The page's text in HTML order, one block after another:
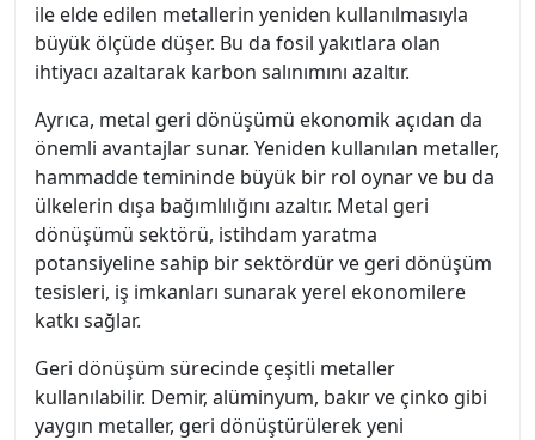
ile elde edilen metallerin yeniden kullanılmasıyla
büyük ölçüde düşer. Bu da fosil yakıtlara olan
ihtiyacı azaltarak karbon salınımını azaltır.
Ayrıca, metal geri dönüşümü ekonomik açıdan da
önemli avantajlar sunar. Yeniden kullanılan metaller,
hammadde temininde büyük bir rol oynar ve bu da
ülkelerin dışa bağımlılığını azaltır. Metal geri
dönüşümü sektörü, istihdam yaratma
potansiyeline sahip bir sektördür ve geri dönüşüm
tesisleri, iş imkanları sunarak yerel ekonomilere
katkı sağlar.
Geri dönüşüm sürecinde çeşitli metaller
kullanılabilir. Demir, alüminyum, bakır ve çinko gibi
yaygın metaller, geri dönüştürülerek yeni